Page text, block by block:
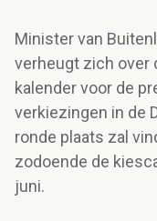
Minister van
verheugt zich over
kalender voor de
verkiezingen in de
ronde plaats zal
zodoende de
juni.